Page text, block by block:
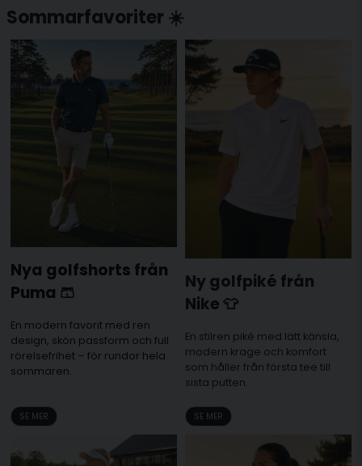
Sommarfavoriter ☀️
Nya golfshorts från
Puma 🩳
En modern favorit med ren
design, skön passform och full
rörelsefrihet – för rundor hela
sommaren.
SE MER
Ny golfpiké från
Nike 👕
En stilren piké med lätt känsla,
modern krage och komfort
som håller från första tee till
sista putten.
SE MER